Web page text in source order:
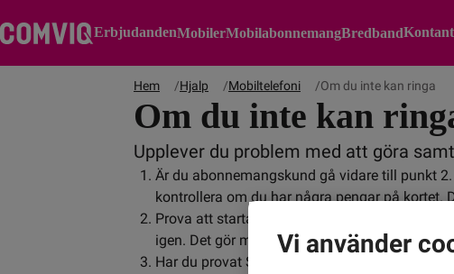
ErbjudandenMobilerMobilabonnemangBredband
Hem Hjalp Mobiltelefoni Om du inte kan ringa
Om du inte kan
Upplever du problem med att göra
Är du abonnemangskund gå vidare till punkt
kontrollera om du har några pengar på kortet.
Prova att starta om din telefon eller att sätta
igen. Det gör man för att telefonen ska
Har du provat SIM-kortet i någon annan
Vi använder